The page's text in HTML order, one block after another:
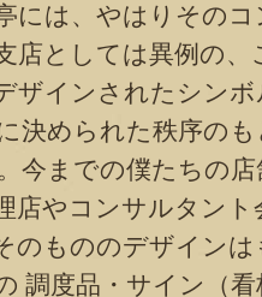
は、やはりそのコ
店としては異例の、
ザインされたシン
決められた秩序の
今までの僕たちの
店やコンサルタン
のもののデザイン
調度品・サイン（